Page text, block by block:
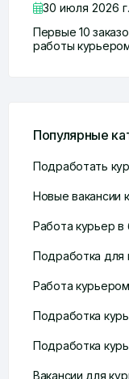
30 июля 2026 г.
Первые 10
работы
Популярные
Подработать
Новые вакансии
Работа курьер в
Подработка для
Работа
Подработка
Подработка
Вакансии для